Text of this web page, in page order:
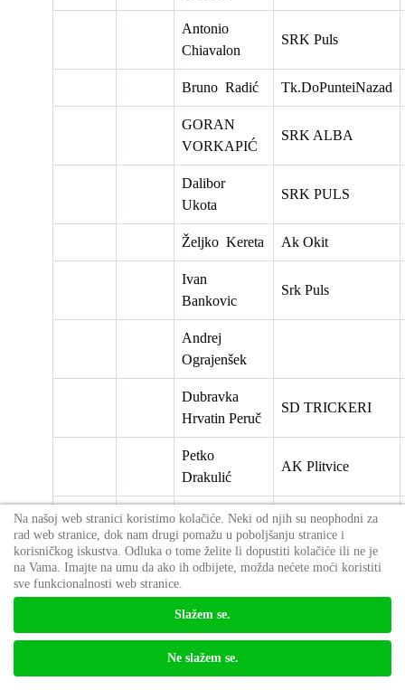
Antonio
Chiavalon
SRK Puls
Bruno Radić Tk.DoPunteiNazad
GORAN
VORKAPIĆ
SRK ALBA
Dalibor
Ukota
SRK PULS
Željko Kereta Ak Okit
Ivan
Bankovic
Srk Puls
Andrej
Ograjenšek
Dubravka
Hrvatin Peruč
SD TRICKERI
Petko
Drakulić
AK Plitvice
Primož
Lavrič
Mario
Vuković
Rezultati sunny -
Na našoj web stranici koristimo kolačiće. Neki od njih su neophodni za
rad web stranice, dok nam drugi pomažu u poboljšanju stranice i
korisničkog iskustva. Odluka o tome želite li dopustiti kolačiće ili ne je
na Vama. Imajte na umu da ako ih odbijete, možda nećete moći koristiti
sve funkcionalnosti web stranice.
Slažem se.
Ne slažem se.
Na našoj web stranici koristimo kolačiće. Neki od njih su neophodni za
rad web stranice, dok nam drugi pomažu u poboljšanju stranice i
korisničkog iskustva. Odluka o tome želite li dopustiti kolačiće ili ne je
na Vama. Imajte na umu da ako ih odbijete, možda nećete moći koristiti
sve funkcionalnosti web stranice.
Slažem se.
Ne slažem se.